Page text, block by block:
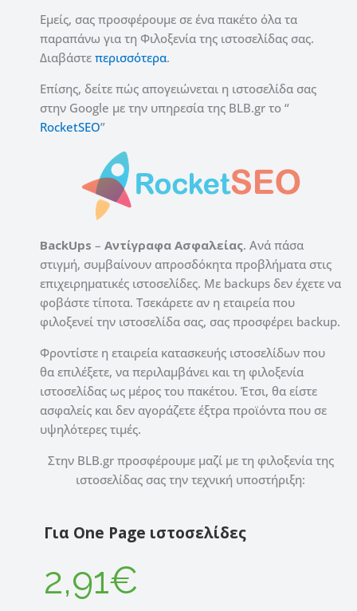
Εμείς, σας προσφέρουμε σε ένα πακέτο όλα τα
παραπάνω για τη Φιλοξενία της ιστοσελίδας σας.
Διαβάστε περισσότερα.
Επίσης, δείτε πώς απογειώνεται η ιστοσελίδα σας
στην Google με την υπηρεσία της BLB.gr το “
RocketSEO”
BackUps – Αντίγραφα Ασφαλείας. Ανά πάσα
στιγμή, συμβαίνουν απροσδόκητα προβλήματα στις
επιχειρηματικές ιστοσελίδες. Με backups δεν έχετε να
φοβάστε τίποτα. Τσεκάρετε αν η εταιρεία που
φιλοξενεί την ιστοσελίδα σας, σας προσφέρει backup.
Φροντίστε η εταιρεία κατασκευής ιστοσελίδων που
θα επιλέξετε, να περιλαμβάνει και τη φιλοξενία
ιστοσελίδας ως μέρος του πακέτου. Έτσι, θα είστε
ασφαλείς και δεν αγοράζετε έξτρα προϊόντα που σε
υψηλότερες τιμές.
Στην BLB.gr προσφέρουμε μαζί με τη φιλοξενία της
ιστοσελίδας σας την τεχνική υποστήριξη:
Για One Page ιστοσελίδες
2,91€